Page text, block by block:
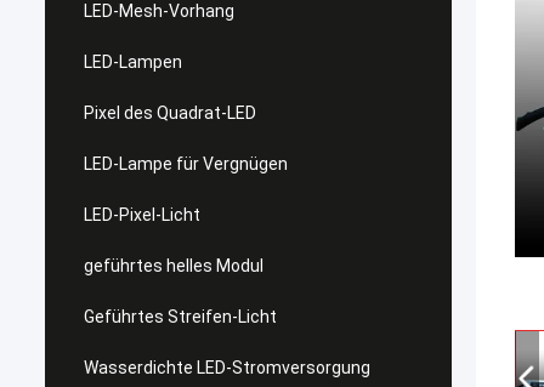
LED-Mesh-Vorhang
LED-Lampen
Pixel des Quadrat-LED
LED-Lampe für Vergnügen
LED-Pixel-Licht
geführtes helles Modul
Geführtes Streifen-Licht
Wasserdichte LED-Stromversorgung